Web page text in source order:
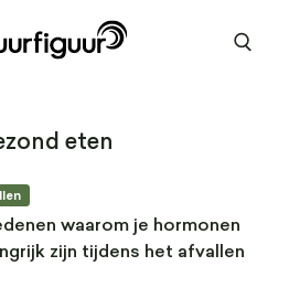
eten
waarom je hormonen
zijn tijdens het afvallen